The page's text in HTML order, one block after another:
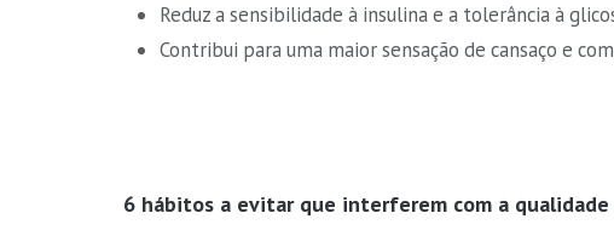
Reduz a sensibilidade à insulina e a tolerância à
Contribui para uma maior sensação de cansaço e
6 hábitos a evitar que interferem com a qualidade